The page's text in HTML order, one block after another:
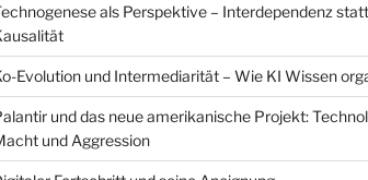
als Perspektive – Interdependenz statt
Evolution und Intermediarität – Wie KI Wissen
und das neue amerikanische Projekt:
und Aggression